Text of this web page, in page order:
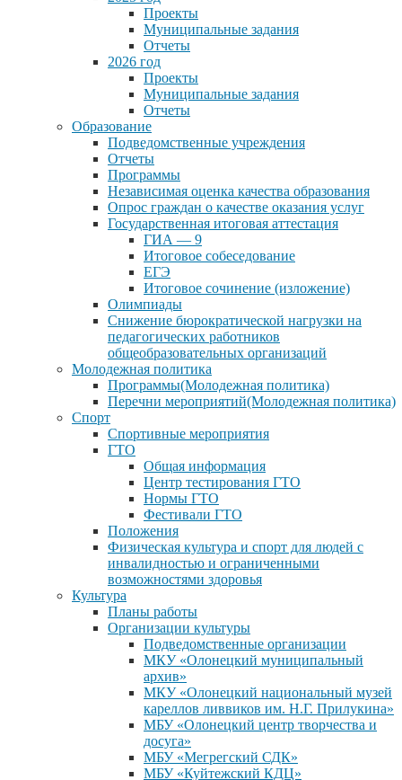
Проекты
Муниципальные задания
Отчеты
2026 год
Проекты
Муниципальные задания
Отчеты
Образование
Подведомственные учреждения
Отчеты
Программы
Независимая оценка качества образования
Опрос граждан о качестве оказания услуг
Государственная итоговая аттестация
ГИА — 9
Итоговое собеседование
ЕГЭ
Итоговое сочинение (изложение)
Олимпиады
Снижение бюрократической нагрузки на
педагогических работников
общеобразовательных организаций
Молодежная политика
Программы(Молодежная политика)
Перечни мероприятий(Молодежная политика)
Спорт
Спортивные мероприятия
ГТО
Общая информация
Центр тестирования ГТО
Нормы ГТО
Фестивали ГТО
Положения
Физическая культура и спорт для людей с
инвалидностью и ограниченными
возможностями здоровья
Культура
Планы работы
Организации культуры
Подведомственные организации
МКУ «Олонецкий муниципальный
архив»
МКУ «Олонецкий национальный музей
кареллов ливвиков им. Н.Г. Прилукина»
МБУ «Олонецкий центр творчества и
досуга»
МБУ «Мегрегский СДК»
МБУ «Куйтежский КДЦ»